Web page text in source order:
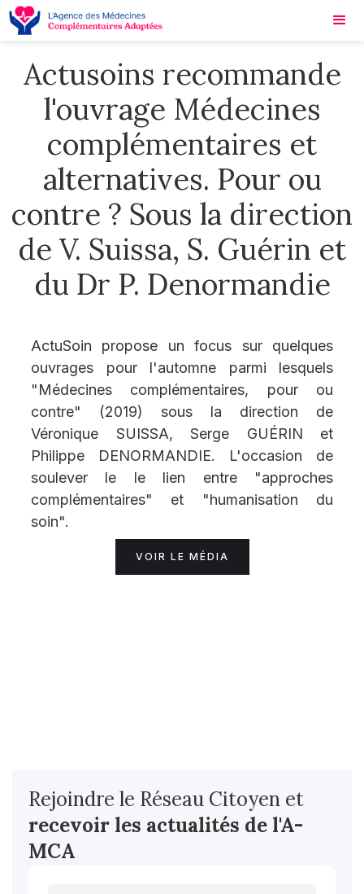
Actusoins recommande
l'ouvrage Médecines
complémentaires et
alternatives. Pour ou
contre ? Sous la direction
de V. Suissa, S. Guérin et
du Dr P. Denormandie
ActuSoin propose un focus sur quelques
ouvrages pour l'automne parmi lesquels
"Médecines complémentaires, pour ou
contre" (2019) sous la direction de
Véronique SUISSA, Serge GUÉRIN et
Philippe DENORMANDIE. L'occasion de
soulever le le lien entre "approches
complémentaires" et "humanisation du
soin".
VOIR LE MÉDIA
Rejoindre le Réseau Citoyen et
recevoir les actualités de l'A-
MCA